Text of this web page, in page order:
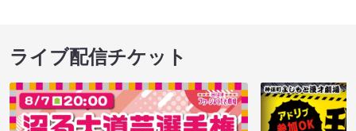
ライブ配信チケット